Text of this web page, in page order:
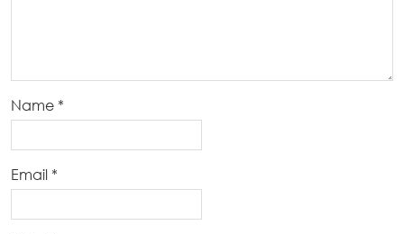
Name *
Email *